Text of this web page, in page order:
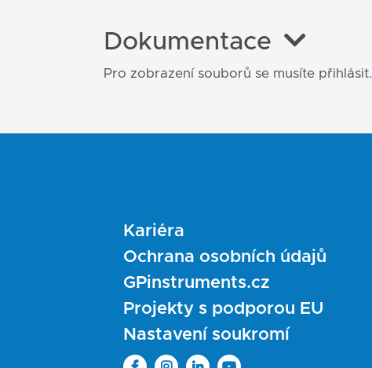
Dokumentace
Pro zobrazení souborů se musíte přihlásit.
Kariéra
Ochrana osobních údajů
GPinstruments.cz
Projekty s podporou EU
Nastavení soukromí